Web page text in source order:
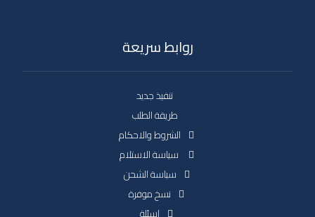
روابط سريعة
تنفيذ جديد
طريقة الطلب
الشروط والاحكام
سياسة الاستلام
سياسة الشحن
نسخ موفرة